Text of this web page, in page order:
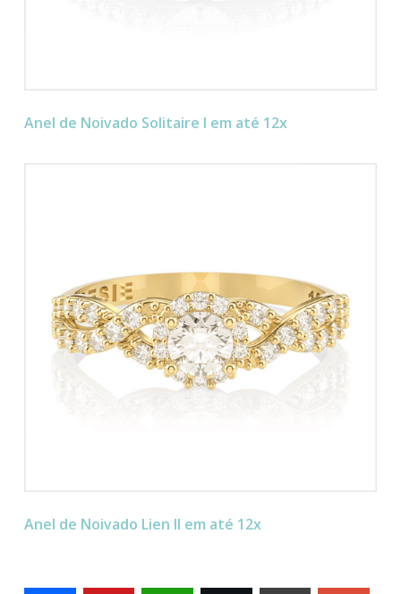
Anel de Noivado Solitaire I em até 12x
Anel de Noivado Lien II em até 12x